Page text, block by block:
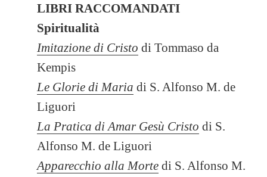
LIBRI RACCOMANDATI
Spiritualità
Imitazione di Cristo di Tommaso da
Kempis
Le Glorie di Maria di S. Alfonso M. de
Liguori
La Pratica di Amar Gesù Cristo di S.
Alfonso M. de Liguori
Apparecchio alla Morte di S. Alfonso M.